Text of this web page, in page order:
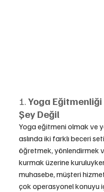
1. Yoga Eğitmenliği
Şey Değil
Yoga eğitmeni olmak ve
aslında iki farklı beceri
öğretmek, yönlendirmek
kurmak üzerine
muhasebe, müşteri
çok operasyonel konuyu